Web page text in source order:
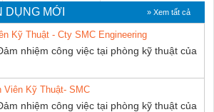
NGHIỆP NIHON
SETSUBI VIỆT
NAM
DỊCH VỤ KỸ
THUẬT ĐIỆN CƠ
GIA HƯNG
PHÁT
MỚI » Xem tất cả
Kỹ Thuật - Cty SMC Engineering
nhiệm công việc tại phòng kỹ thuật của
Viên Kỹ Thuật- SMC
nhiệm công việc tại phòng kỹ thuật của